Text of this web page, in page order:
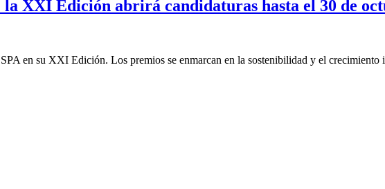
la XXI Edición abrirá candidaturas hasta el 30 de
en su XXI Edición. Los premios se enmarcan en la sostenibilidad y el crecimiento